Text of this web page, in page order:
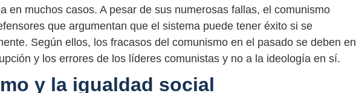
en muchos casos. A pesar de sus numerosas fallas, el comunismo
que argumentan que el sistema puede tener éxito si se
Según ellos, los fracasos del comunismo en el pasado se deben en
y los errores de los líderes comunistas y no a la ideología en sí.
y la igualdad social